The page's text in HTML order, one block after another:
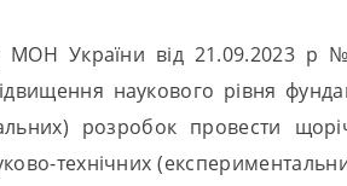
МОН України від 21.09.2023 р
наукового рівня
розробок провести
технічних